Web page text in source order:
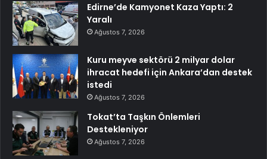
Edirne’de Kamyonet Kaza Yaptı: 2
Yaralı
Ağustos 7, 2026
Kuru meyve sektörü 2 milyar dolar
ihracat hedefi için Ankara’dan destek
istedi
Ağustos 7, 2026
Tokat’ta Taşkın Önlemleri
Destekleniyor
Ağustos 7, 2026